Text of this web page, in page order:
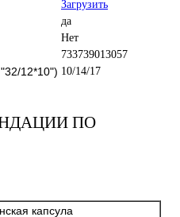
Загрузить
да
Нет
733739013057
12*10") 10/14/17
ПО
капсула